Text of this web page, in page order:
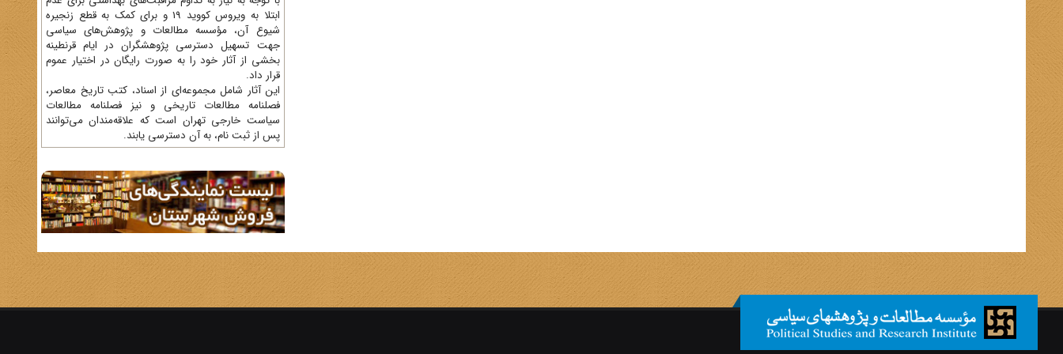
ابتلا به ویروس کووید 19 و برای کمک به قطع زنجیره
شیوع آن، مؤسسه مطالعات و پژوهش‌های سیاسی
جهت تسهیل دسترسی پژوهشگران در ایام قرنطینه
بخشی از آثار خود را به صورت رایگان در اختیار عموم
قرار داد.
این آثار شامل مجموعه‌ای از اسناد، کتب تاریخ معاصر،
فصلنامه‌ مطالعات تاریخی و نیز فصلنامه مطالعات
سیاست خارجی تهران است که علاقه‌مندان می‌توانند
پس از ثبت نام، به آن دسترسی یابند.